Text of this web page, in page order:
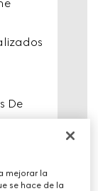
De
mejorar la
se hace de la